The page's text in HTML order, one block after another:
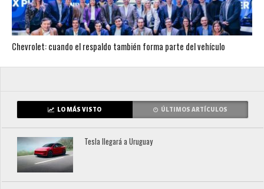
Chevrolet: cuando el respaldo también forma parte del vehículo
LO MÁS VISTO ÚLTIMOS ARTÍCULOS
Tesla llegará a Uruguay